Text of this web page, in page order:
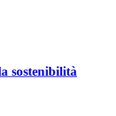
sostenibilità